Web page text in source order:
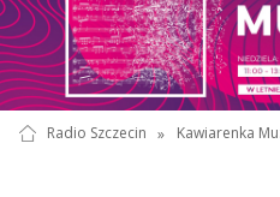
Radio Szczecin » Kawiarenka